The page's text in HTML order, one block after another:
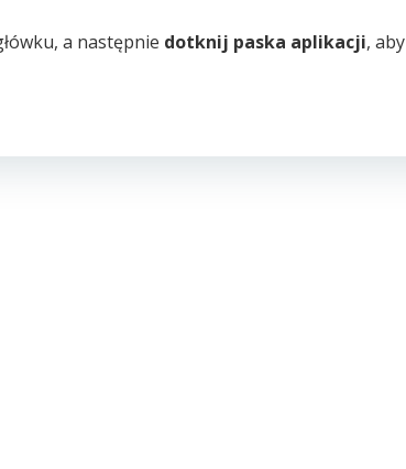
a następnie dotknij paska aplikacji, aby